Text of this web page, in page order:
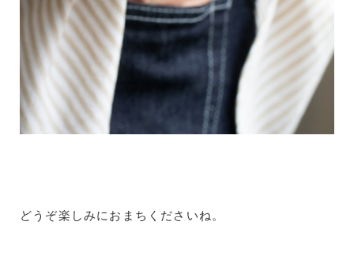
どうぞ楽しみにおまちくださいね。